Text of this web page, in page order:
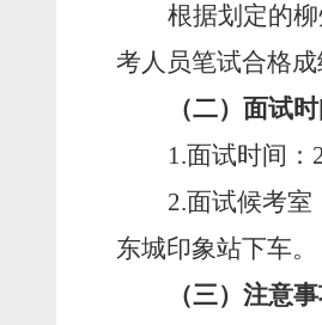
根据划定的
考人员笔试合格
（二） 面试
1.面试时间：
2.面试候考室
东城印象站下车。
（三）注意